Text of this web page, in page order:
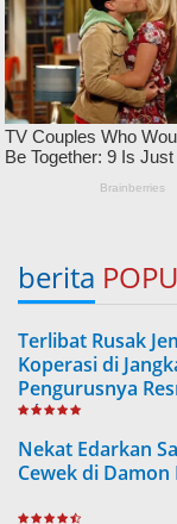
berita
Terlibat Rusak
Koperasi di
Pengurusnya
Jaksa
Nekat Edarkan
Cewek di Damon